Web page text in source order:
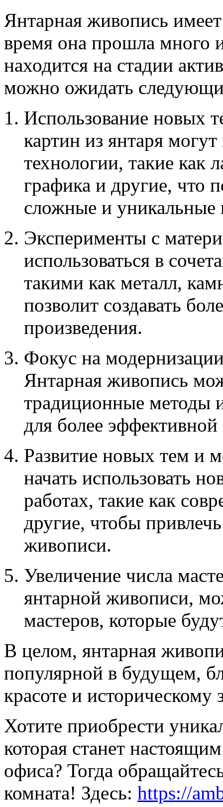
Янтарная живопись
время она прошла много
находится на стадии
можно ожидать
Использование новых
картин из янтаря
технологии, такие как
графика и другие, что
сложные и уникальные
Эксперименты с
использоваться в
такими как металл,
позволит создавать
произведения.
Фокус на
Янтарная живопись
традиционные методы
для более
Развитие новых тем и
начать использовать
работах, такие как
другие, чтобы
живописи.
Увеличение числа
янтарной живописи,
мастеров, которые
В целом, янтарная
популярной в будущем,
красоте и историческому
Хотите приобрести
которая станет
офиса? Тогда
комната! Здесь: https://